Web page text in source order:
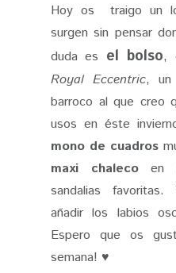
Hoy os traigo un
surgen sin pensar
duda es el bolso,
Royal Eccentric, un
barroco al que creo
usos en éste
mono de cuadros
maxi chalecoen
sandalias
añadir los labios
Espero que os
semana! ♥